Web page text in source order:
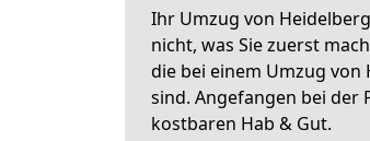
Ihr Umzug von
nicht, was Sie zuerst
die bei einem Umzug von
sind. Angefangen bei der
kostbaren Hab & Gut.